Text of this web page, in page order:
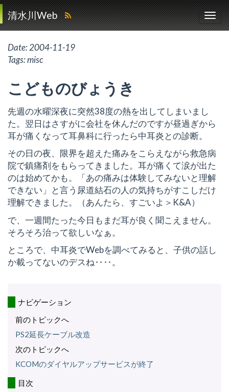
清水川Web
Date:2004-11-19
Tags:misc
こどものびょうき
先週の水曜深夜に突然38度の熱を出してしまいまし
た。翌日はさすがに会社を休んだのですが昼過ぎから
耳が痛くなって耳鼻科に行ったら中耳炎との診断。
その日の夜、限界を超えた痛みをこらえながら救急病
院で鎮痛剤をもらってきました。耳が痛くて涙が出た
のは始めてかも。「あの痛みは体験してみないと理解
できない」と言う尿道結石の人の気持ちがすこしだけ
理解できました。（あんたら、すごいよ＞K&A）
で、一週間たった今日もまだ耳が良く聞こえません。
そろそろ治って欲しいなぁ。
ところで、中耳炎でWebを調べてみると、子供の話し
か載ってないのデスね‥‥。
ナビゲーション
前のトピックへ
PS2延長ケーブル改造
次のトピックへ
KCOMのダイヤルアップサービスが終了
目次